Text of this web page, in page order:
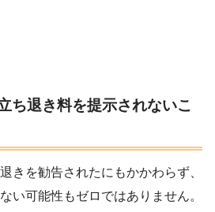
退き料を提示されないこ
きを勧告されたにもかかわらず、
い可能性もゼロではありません。